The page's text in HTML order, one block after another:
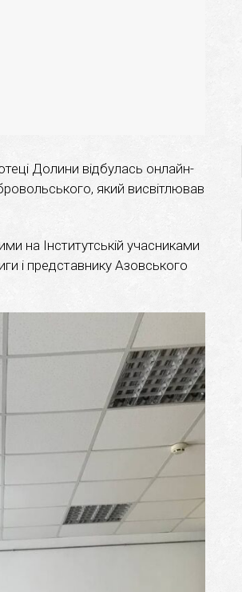
Долини відбулась онлайн-
який висвітлював
на Інститутській учасниками
і представнику Азовського